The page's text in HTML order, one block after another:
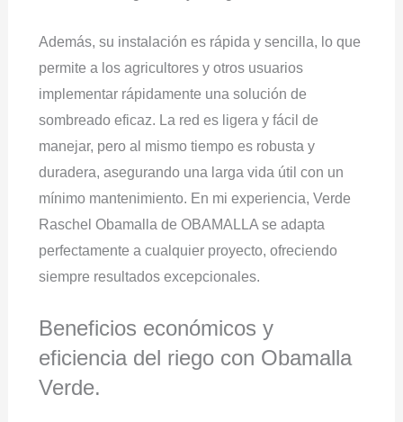
Además, su instalación es rápida y sencilla, lo que
permite a los agricultores y otros usuarios
implementar rápidamente una solución de
sombreado eficaz. La red es ligera y fácil de
manejar, pero al mismo tiempo es robusta y
duradera, asegurando una larga vida útil con un
mínimo mantenimiento. En mi experiencia, Verde
Raschel Obamalla de OBAMALLA se adapta
perfectamente a cualquier proyecto, ofreciendo
siempre resultados excepcionales.
Beneficios económicos y
eficiencia del riego con Obamalla
Verde.